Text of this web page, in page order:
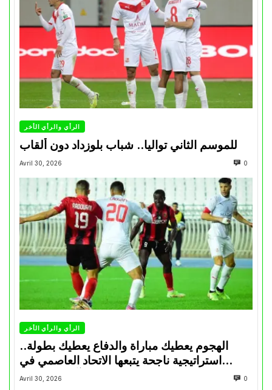
الرأي والرأي الأخر
للموسم الثاني تواليا.. شباب بلوزداد دون ألقاب
Avril 30, 2026 0
الرأي والرأي الأخر
الهجوم يعطيك مباراة والدفاع يعطيك بطولة..
استراتيجية ناجحة يتبعها الاتحاد العاصمي في
تتويجاته آخر السنوات
Avril 30, 2026 0